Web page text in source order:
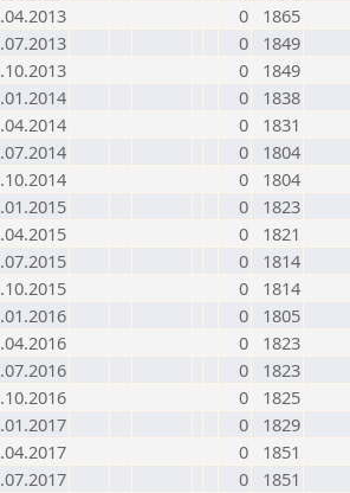
0
1865
0
1849
0
1849
0
1838
0
1831
0
1804
0
1804
0
1823
0
1821
0
1814
0
1814
0
1805
0
1823
0
1823
0
1825
0
1829
0
1851
0
1851